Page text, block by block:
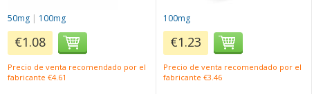
50mg| 100mg
€1.08
Precio de venta recomendado por el
fabricante €4.61
100mg
€1.23
Precio de venta recomendado por el
fabricante €3.46